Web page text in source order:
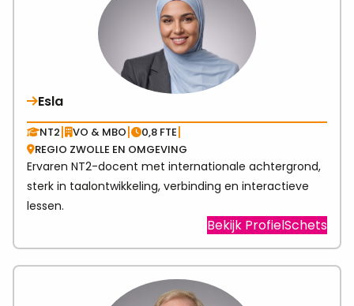
Esla
NT2| VO & MBO| 0,8 FTE|
REGIO ZWOLLE EN OMGEVING
Ervaren NT2-docent met internationale achtergrond,
sterk in taalontwikkeling, verbinding en interactieve
lessen.
Bekijk ProfielSchetsVisit
link